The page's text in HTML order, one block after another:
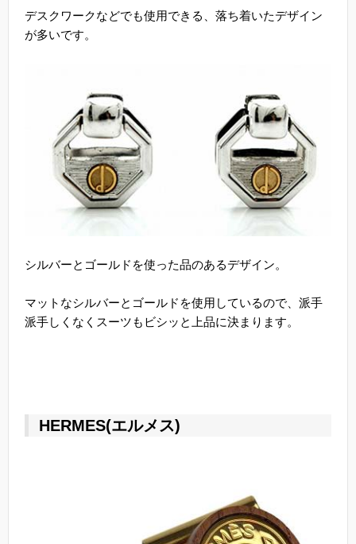
デスクワークなどでも使用できる、落ち着いたデザイン
が多いです。
シルバーとゴールドを使った品のあるデザイン。
マットなシルバーとゴールドを使用しているので、派手
派手しくなくスーツもビシッと上品に決まります。
HERMES(エルメス)